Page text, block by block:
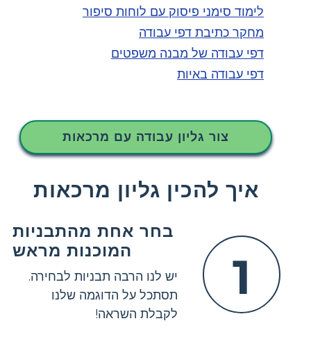
לימוד סימני פיסוק עם לוחות סיפור
מחקר כתיבת דפי עבודה
דפי עבודה של מבנה משפטים
דפי עבודה באיות
צור גליון עבודה עם מרכאות
איך להכין גליון מרכאות
1
בחר אחת מהתבניות
המוכנות מראש
יש לנו הרבה תבניות לבחירה.
תסתכל על הדוגמה שלנו
לקבלת השראה!